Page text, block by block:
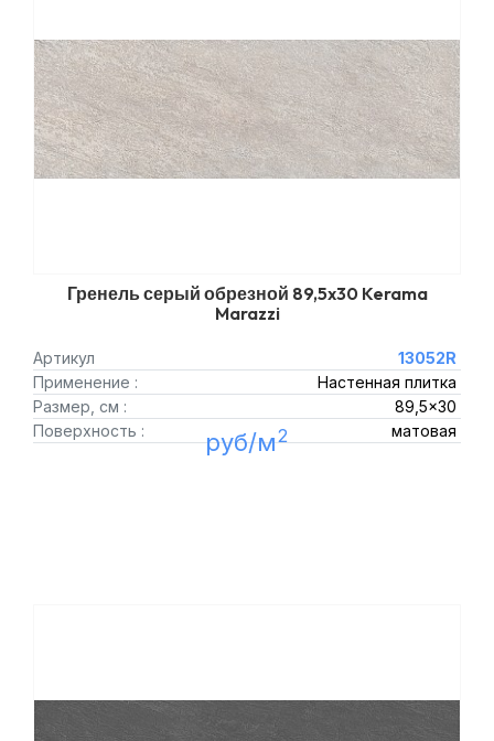
Гренель серый обрезной 89,5x30 Kerama
Marazzi
Артикул
13052R
Применение :
Настенная плитка
Размер, см :
89,5x30
Поверхность :
матовая
руб/м2